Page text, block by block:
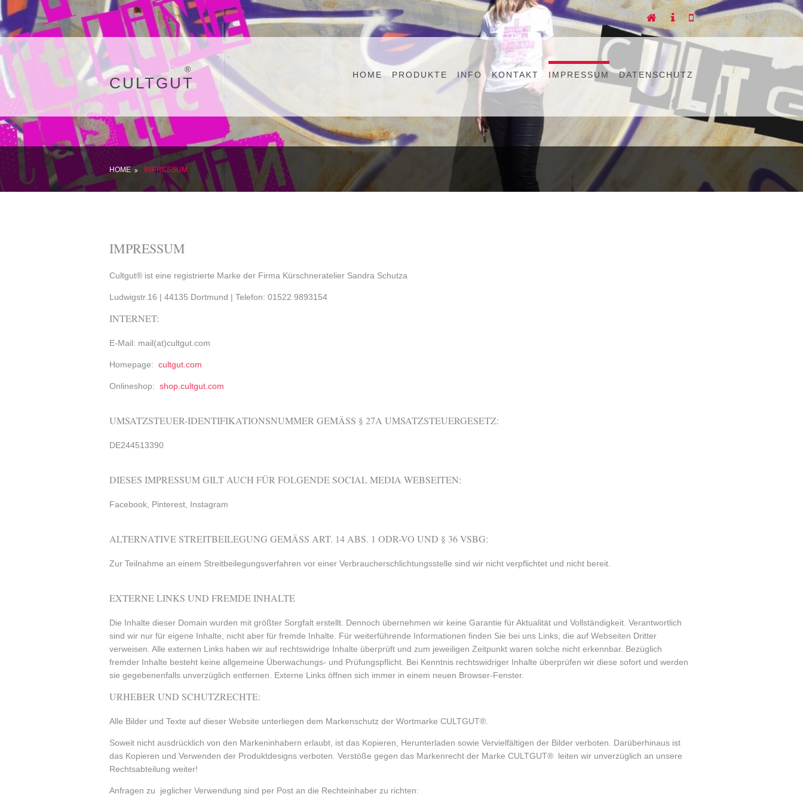
®
CULTGUT HOME PRODUKTE INFO KONTAKT IMPRESSUM DATENSCHUTZ
HOME IMPRESSUM
IMPRESSUM
Cultgut® ist eine registrierte Marke der Firma Kürschneratelier Sandra Schutza
Ludwigstr.16 | 44135 Dortmund | Telefon: 01522 9893154
INTERNET:
E-Mail: mail(at)cultgut.com
Homepage: cultgut.com
Onlineshop: shop.cultgut.com
UMSATZSTEUER-IDENTIFIKATIONSNUMMER GEMÄSS § 27A UMSATZSTEUERGESETZ:
DE244513390
DIESES IMPRESSUM GILT AUCH FÜR FOLGENDE SOCIAL MEDIA WEBSEITEN:
Facebook, Pinterest, Instagram
ALTERNATIVE STREITBEILEGUNG GEMÄSS ART. 14 ABS. 1 ODR-VO UND § 36 VSBG:
Zur Teilnahme an einem Streitbeilegungsverfahren vor einer Verbraucherschlichtungsstelle sind wir nicht verpflichtet und nicht bereit.
EXTERNE LINKS UND FREMDE INHALTE
Die Inhalte dieser Domain wurden mit größter Sorgfalt erstellt. Dennoch übernehmen wir keine Garantie für Aktualität und Vollständigkeit. Verantwortlich
sind wir nur für eigene Inhalte, nicht aber für fremde Inhalte. Für weiterführende Informationen finden Sie bei uns Links, die auf Webseiten Dritter
verweisen. Alle externen Links haben wir auf rechtswidrige Inhalte überprüft und zum jeweiligen Zeitpunkt waren solche nicht erkennbar. Bezüglich
fremder Inhalte besteht keine allgemeine Überwachungs- und Prüfungspflicht. Bei Kenntnis rechtswidriger Inhalte überprüfen wir diese sofort und werden
sie gegebenenfalls unverzüglich entfernen. Externe Links öffnen sich immer in einem neuen Browser-Fenster.
URHEBER UND SCHUTZRECHTE:
Alle Bilder und Texte auf dieser Website unterliegen dem Markenschutz der Wortmarke CULTGUT®.
Soweit nicht ausdrücklich von den Markeninhabern erlaubt, ist das Kopieren, Herunterladen sowie Vervielfältigen der Bilder verboten. Darüberhinaus ist
das Kopieren und Verwenden der Produktdesigns verboten. Verstöße gegen das Markenrecht der Marke CULTGUT® leiten wir unverzüglich an unsere
Rechtsabteilung weiter!
Anfragen zu jeglicher Verwendung sind per Post an die Rechteinhaber zu richten: